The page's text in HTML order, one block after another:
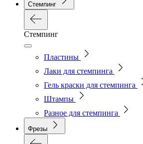
Стемпинг
Стемпинг
Пластины
Лаки для стемпинга
Гель краски для стемпинга
Штампы
Разное для стемпинга
Фрезы